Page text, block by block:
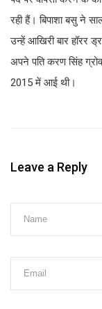
रही हैं। बिपाशा बसु ने
उन्हें आखिरी बार हॉरर
अपने पति करण सिंह
2015 में आई थी।
Leave a Reply